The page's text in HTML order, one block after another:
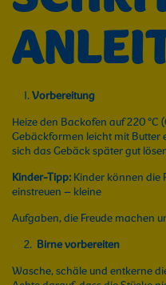
Vorbereitung
Heize den Backofen auf 220 °C
Gebäckformen leicht mit Butter
sich das Gebäck später gut
Kinder-Tipp: Kinder können die
einstreuen – kleine
Aufgaben, die Freude machen
Birne vorbereiten
Wasche, schäle und entkerne